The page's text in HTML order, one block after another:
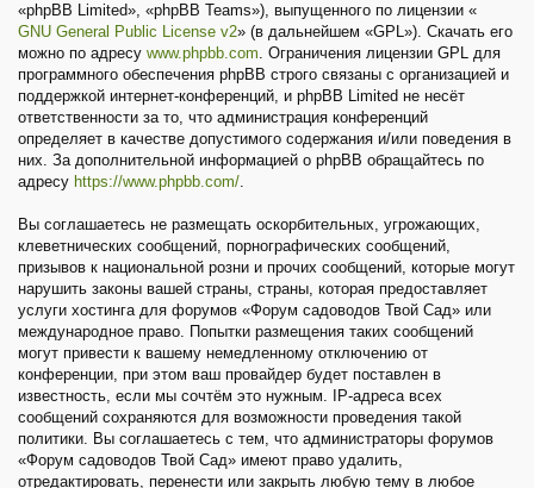
«phpBB Limited», «phpBB Teams»), выпущенного по лицензии «
GNU General Public License v2» (в дальнейшем «GPL»). Скачать его
можно по адресу www.phpbb.com. Ограничения лицензии GPL для
программного обеспечения phpBB строго связаны с организацией и
поддержкой интернет-конференций, и phpBB Limited не несёт
ответственности за то, что администрация конференций
определяет в качестве допустимого содержания и/или поведения в
них. За дополнительной информацией о phpBB обращайтесь по
адресу https://www.phpbb.com/.
Вы соглашаетесь не размещать оскорбительных, угрожающих,
клеветнических сообщений, порнографических сообщений,
призывов к национальной розни и прочих сообщений, которые могут
нарушить законы вашей страны, страны, которая предоставляет
услуги хостинга для форумов «Форум садоводов Твой Сад» или
международное право. Попытки размещения таких сообщений
могут привести к вашему немедленному отключению от
конференции, при этом ваш провайдер будет поставлен в
известность, если мы сочтём это нужным. IP-адреса всех
сообщений сохраняются для возможности проведения такой
политики. Вы соглашаетесь с тем, что администраторы форумов
«Форум садоводов Твой Сад» имеют право удалить,
отредактировать, перенести или закрыть любую тему в любое